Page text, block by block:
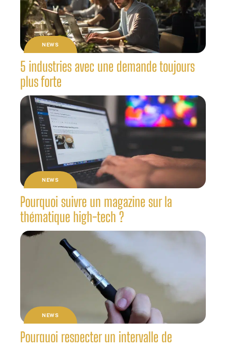
NEWS
5 industries avec une demande toujours
plus forte
NEWS
Pourquoi suivre un magazine sur la
thématique high-tech ?
NEWS
Pourquoi respecter un intervalle de